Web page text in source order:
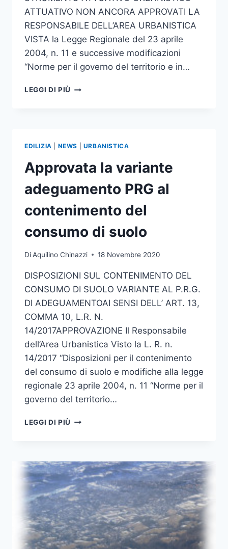
ATTUATIVO NON ANCORA APPROVATI LA
RESPONSABILE DELL’AREA URBANISTICA
VISTA la Legge Regionale del 23 aprile
2004, n. 11 e successive modificazioni
“Norme per il governo del territorio e in…
LEGGI DI PIÙ DECADENZA
SOGGETTI
STRUMENTO
ATTUATIVO
URBANISTICO
ATTUATIVO
NON
ANCORA
APPROVATI
EDILIZIA NEWS URBANISTICA
Approvata la variante
adeguamento PRG al
contenimento del
consumo di suolo
DiAquilino Chinazzi 18 Novembre 2020
DISPOSIZIONI SUL CONTENIMENTO DEL
CONSUMO DI SUOLO VARIANTE AL P.R.G.
DI ADEGUAMENTOAI SENSI DELL’ ART. 13,
COMMA 10, L.R. N.
14/2017APPROVAZIONE Il Responsabile
dell’Area Urbanistica Visto la L. R. n.
14/2017 “Disposizioni per il contenimento
del consumo di suolo e modifiche alla legge
regionale 23 aprile 2004, n. 11 “Norme per il
governo del territorio…
LEGGI DI PIÙ APPROVATA
PRG
AL
CONTENIMENTO
DEL
CONSUMO
DI
SUOLO